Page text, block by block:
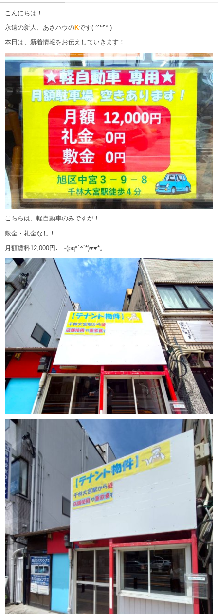
こんにちは！
永遠の新人、あさハウのKです( ᐢ˙꒳​˙ᐢ )
本日は、新着情報をお伝えしていきます！
こちらは、軽自動車のみですが！
敷金・礼金なし！
月額賃料12,000円♩.◦(pq*´꒳`*)♥♥*。